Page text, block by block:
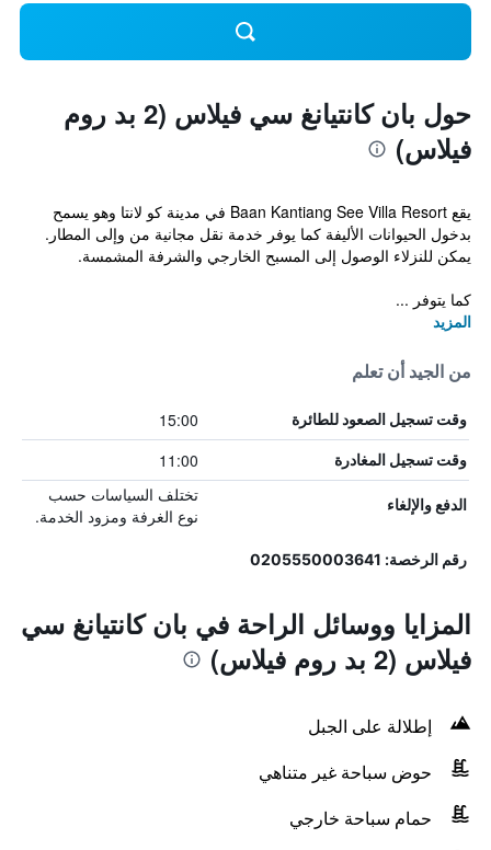
حول بان كانتيانغ سي فيلاس (2 بد روم
فيلاس)
يقع Baan Kantiang See Villa Resort في مدينة كو لانتا وهو يسمح
بدخول الحيوانات الأليفة كما يوفر خدمة نقل مجانية من وإلى المطار.
يمكن للنزلاء الوصول إلى المسبح الخارجي والشرفة المشمسة.
كما يتوفر ...
المزيد
من الجيد أن تعلم
وقت تسجيل الصعود للطائرة 15:00
وقت تسجيل المغادرة 11:00
الدفع والإلغاء
تختلف السياسات حسب
نوع الغرفة ومزود الخدمة.
رقم الرخصة: 0205550003641
المزايا ووسائل الراحة في بان كانتيانغ سي
فيلاس (2 بد روم فيلاس)
إطلالة على الجبل
حوض سباحة غير متناهي
حمام سباحة خارجي